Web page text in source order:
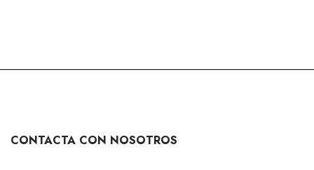
CONTACTA CON NOSOTROS